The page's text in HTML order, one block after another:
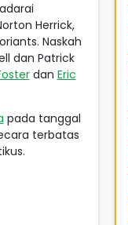
Herrick,
Naskah
dan Patrick
dan Eric
pada tanggal
terbatas